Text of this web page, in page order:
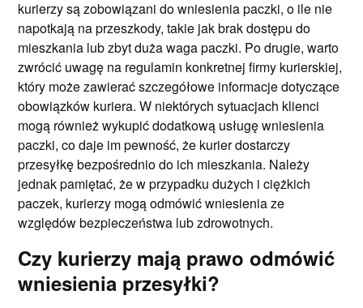
kurierzy są zobowiązani do wniesienia paczki, o ile nie
napotkają na przeszkody, takie jak brak dostępu do
mieszkania lub zbyt duża waga paczki. Po drugie, warto
zwrócić uwagę na regulamin konkretnej firmy kurierskiej,
który może zawierać szczegółowe informacje dotyczące
obowiązków kuriera. W niektórych sytuacjach klienci
mogą również wykupić dodatkową usługę wniesienia
paczki, co daje im pewność, że kurier dostarczy
przesyłkę bezpośrednio do ich mieszkania. Należy
jednak pamiętać, że w przypadku dużych i ciężkich
paczek, kurierzy mogą odmówić wniesienia ze
względów bezpieczeństwa lub zdrowotnych.
Czy kurierzy mają prawo odmówić
wniesienia przesyłki?